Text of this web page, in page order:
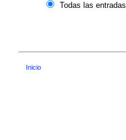
Todas las entradas
Inicio